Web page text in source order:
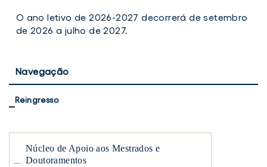
O ano letivo de 2026-2027 decorrerá de setembro
de 2026 a julho de 2027.
Navegação
Reingresso
Núcleo de Apoio aos Mestrados e
Doutoramentos